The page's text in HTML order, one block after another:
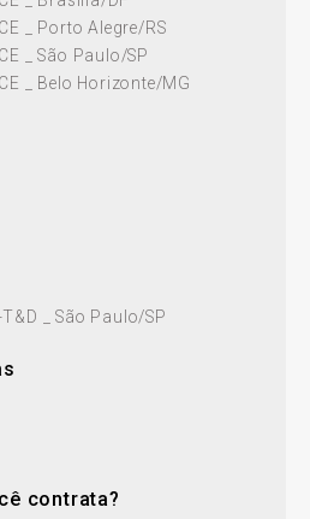
_ Porto Alegre/RS
_ São Paulo/SP
_ Belo Horizonte/MG
_ São Paulo/SP
contrata?